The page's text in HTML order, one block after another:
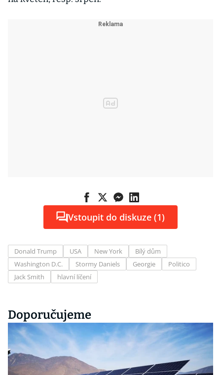
Vstoupit do diskuze (1)
Donald Trump USA New York
Bílý dům
Washington D.C.
Stormy Daniels Georgie
Politico
Jack Smith
hlavní líčení
Doporučujeme